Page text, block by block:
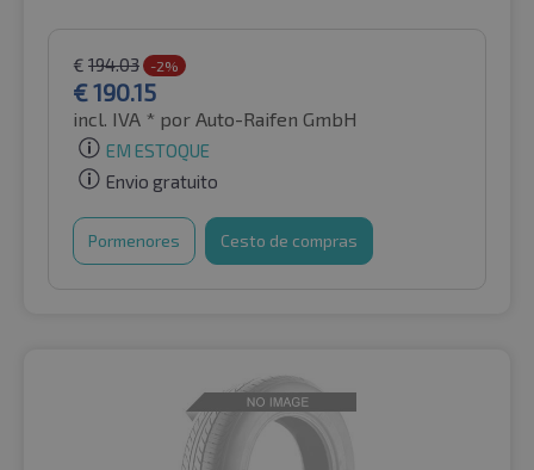
€ 194.03 -2%
€190.15
incl. IVA * por Auto-Raifen GmbH
EM ESTOQUE
Envio gratuito
Pormenores Cesto de compras